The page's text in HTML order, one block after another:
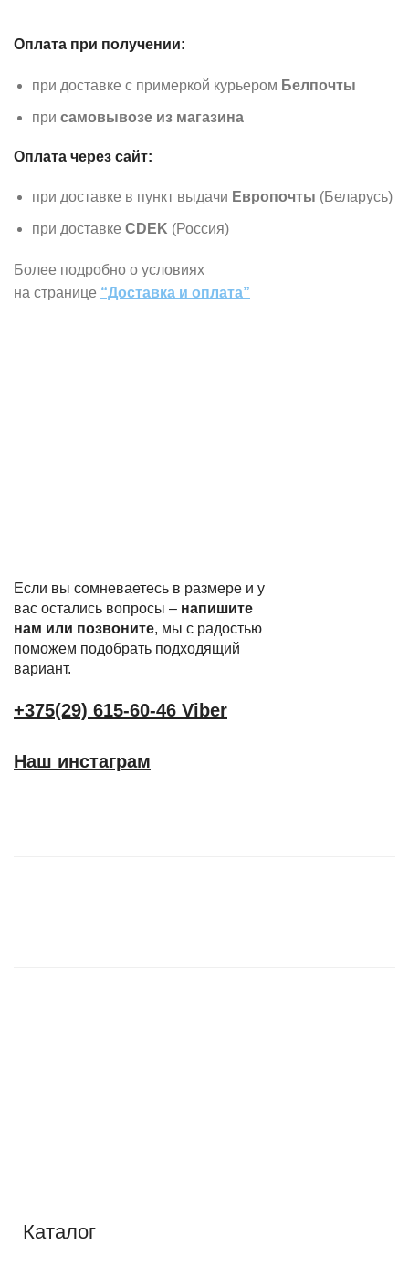
Оплата при получении:
при доставке с примеркой курьером Белпочты
при самовывозе из магазина
Оплата через сайт:
при доставке в пункт выдачи Европочты (Беларусь)
при доставке CDEK (Россия)
Более подробно о условиях
на странице “Доставка и оплата”
Если вы сомневаетесь в размере и у
вас остались вопросы – напишите
нам или позвоните, мы с радостью
поможем подобрать подходящий
вариант.
+375(29) 615-60-46 Viber
Наш инстаграм
Каталог